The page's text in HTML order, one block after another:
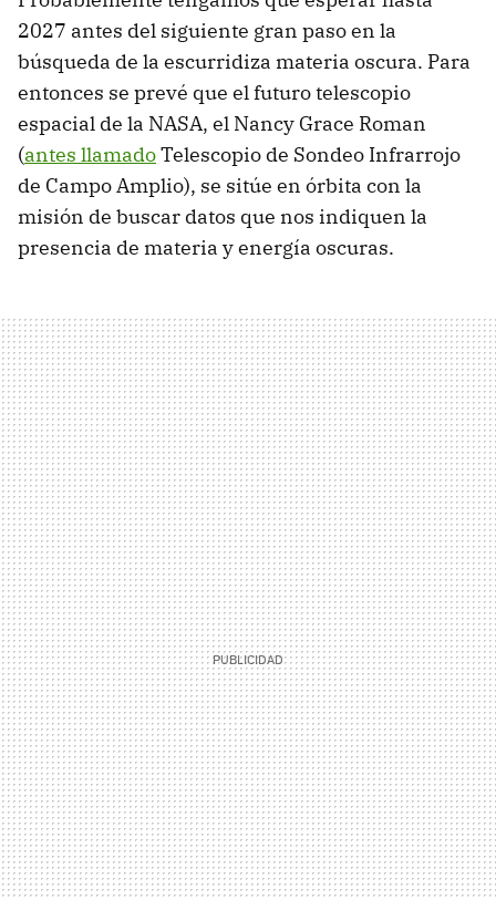
2027 antes del siguiente gran paso en la
búsqueda de la escurridiza materia oscura. Para
entonces se prevé que el futuro telescopio
espacial de la NASA, el Nancy Grace Roman
(antes llamadoTelescopio de Sondeo Infrarrojo
de Campo Amplio), se sitúe en órbita con la
misión de buscar datos que nos indiquen la
presencia de materia y energía oscuras.